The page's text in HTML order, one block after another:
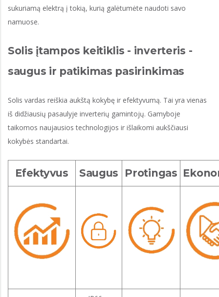
sukuriamą elektrą į tokią, kurią galėtumėte naudoti savo
namuose.
Solis įtampos keitiklis - inverteris -
saugus ir patikimas pasirinkimas
Solis vardas reiškia aukštą kokybę ir efektyvumą. Tai yra vienas
iš didžiausių pasaulyje inverterių gamintojų. Gamyboje
taikomos naujausios technologijos ir išlaikomi aukščiausi
kokybės standartai.
Efektyvus Saugus Protingas